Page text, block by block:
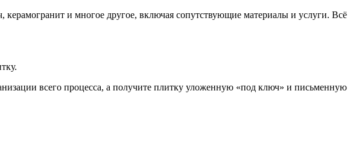
и многое другое, включая сопутствующие материалы и услуги. Всё
всего процесса, а получите плитку уложенную «под ключ» и письменную